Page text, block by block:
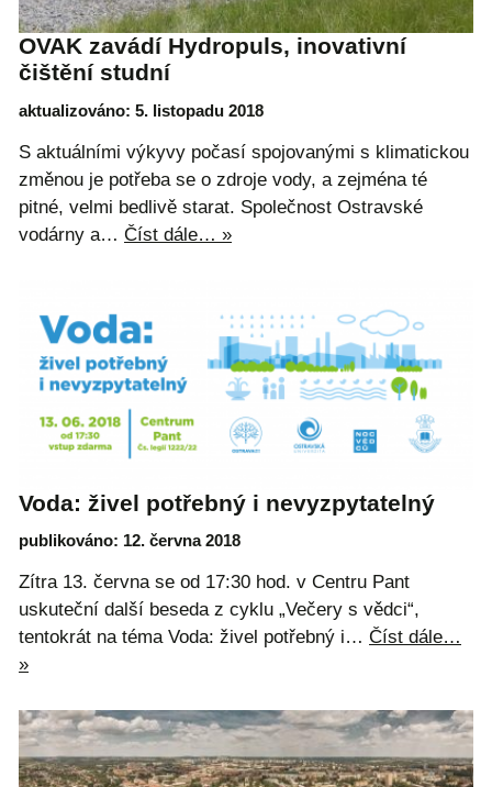
OVAK zavádí Hydropuls, inovativní
čištění studní
aktualizováno: 5. listopadu 2018
S aktuálními výkyvy počasí spojovanými s klimatickou
změnou je potřeba se o zdroje vody, a zejména té
pitné, velmi bedlivě starat. Společnost Ostravské
vodárny a… Číst dále… »
Voda: živel potřebný i nevyzpytatelný
publikováno: 12. června 2018
Zítra 13. června se od 17:30 hod. v Centru Pant
uskuteční další beseda z cyklu „Večery s vědci“,
tentokrát na téma Voda: živel potřebný i… Číst dále…
»